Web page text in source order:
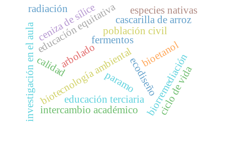
arbolado
ecodiseño
bioetanol
fermentos
calidad
investigación en el aulabiotecnología ambientalbiorremediación
intercambio académico
educación equitativa
educación terciaria ciclo de vida
población civil
cascarilla de arroz
ceniza de sílice
radiación especies nativas
paramo